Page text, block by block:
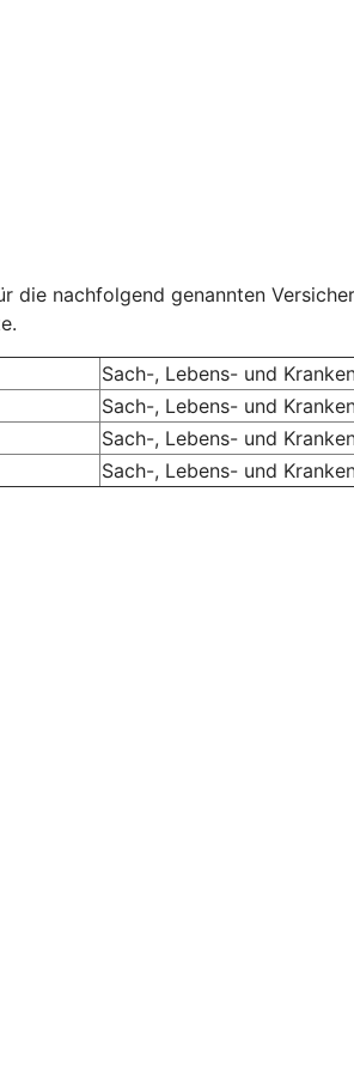
nachfolgend genannten
Sach-, Lebens- und
Sach-, Lebens- und
Sach-, Lebens- und
Sach-, Lebens- und